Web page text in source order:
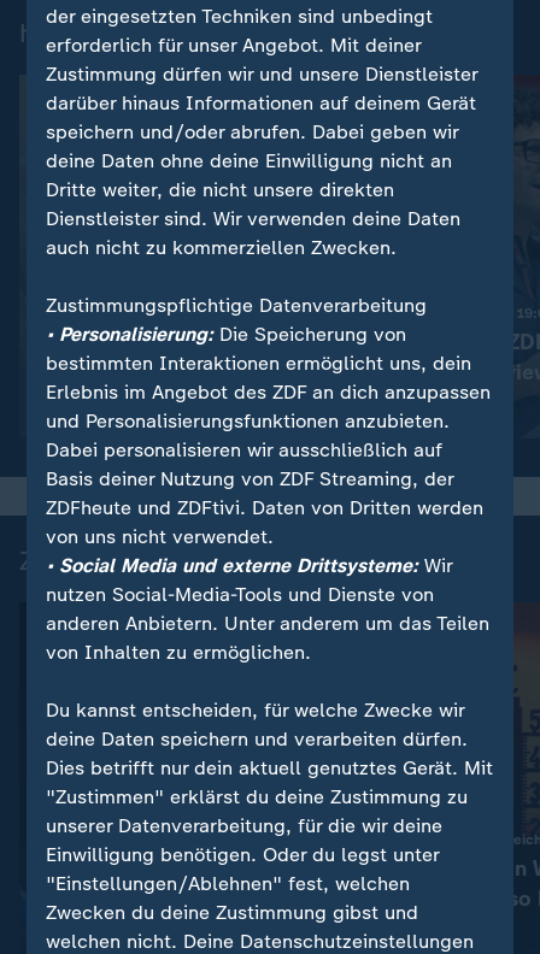
heute 19:00 Uhr: Einzelbeiträge
Nachrichten | heute 19:00 Uhr:
Trotz Krieg:
Leihmutterschaft in der
Ukraine
Nachrichten | heute
Pantisano im
Zuletzt auf ZDFheute veröffentlicht
Deutschlands
Medaillenhoffnungen bei der
Schwimm-EM
mit Video 1:27
Seit Beginn der
Hitzerekorde in
Juni und Juli so
mit Video0:44
der eingesetzten Techniken sind unbedingt
erforderlich für unser Angebot. Mit deiner
Zustimmung dürfen wir und unsere Dienstleister
darüber hinaus Informationen auf deinem Gerät
speichern und/oder abrufen. Dabei geben wir
deine Daten ohne deine Einwilligung nicht an
Dritte weiter, die nicht unsere direkten
Dienstleister sind. Wir verwenden deine Daten
auch nicht zu kommerziellen Zwecken.
Zustimmungspflichtige Datenverarbeitung
• Personalisierung:Die Speicherung von
bestimmten Interaktionen ermöglicht uns, dein
Erlebnis im Angebot des ZDF an dich anzupassen
und Personalisierungsfunktionen anzubieten.
Dabei personalisieren wir ausschließlich auf
Basis deiner Nutzung von ZDF Streaming, der
ZDFheute und ZDFtivi. Daten von Dritten werden
von uns nicht verwendet.
• Social Media und externe Drittsysteme:Wir
nutzen Social-Media-Tools und Dienste von
anderen Anbietern. Unter anderem um das Teilen
von Inhalten zu ermöglichen.
Du kannst entscheiden, für welche Zwecke wir
deine Daten speichern und verarbeiten dürfen.
Dies betrifft nur dein aktuell genutztes Gerät. Mit
"Zustimmen" erklärst du deine Zustimmung zu
unserer Datenverarbeitung, für die wir deine
Einwilligung benötigen. Oder du legst unter
"Einstellungen/Ablehnen" fest, welchen
Zwecken du deine Zustimmung gibst und
welchen nicht. Deine Datenschutzeinstellungen